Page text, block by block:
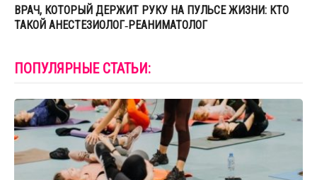
ВРАЧ, КОТОРЫЙ ДЕРЖИТ РУКУ НА ПУЛЬСЕ ЖИЗНИ: КТО
ТАКОЙ АНЕСТЕЗИОЛОГ‑РЕАНИМАТОЛОГ
ПОПУЛЯРНЫЕ СТАТЬИ: